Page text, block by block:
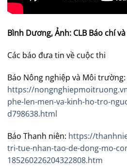
Bình Dương, Ảnh: CLB Báo chí
Các báo đưa tin về cuộc thi
Báo Nông nghiệp và Môi trường:
https://
phe-len-men-va-kinh-ho-tro-
d798638.html
Báo Thanh niên: https://
tri-tue-nhan-tao-de-dong-mo-
185260226204322808.htm